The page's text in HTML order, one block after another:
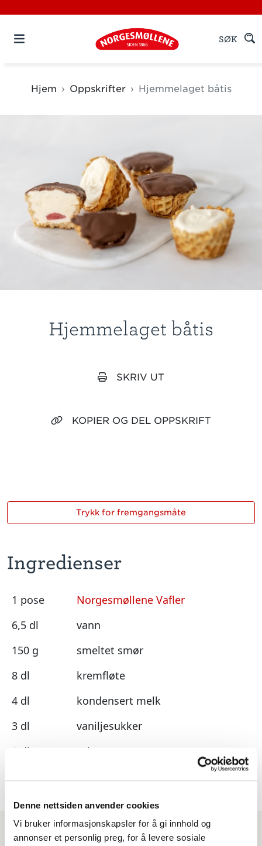
Denne nettsiden anvender cookies
Vi bruker informasjonskapsler for å gi innhold og
annonser et personlig preg, for å levere sosiale
SØK
Hjem Oppskrifter Hjemmelaget båtis
Hjemmelaget båtis
SKRIV UT
KOPIER OG DEL OPPSKRIFT
Ingredienser
1 pose
Norgesmøllene Vafler
6,5 dl
vann
150 g
smeltet smør
8 dl
kremfløte
4 dl
kondensert melk
3 dl
vaniljesukker
1 dl
syltetøy
Trykk for fremgangsmåte